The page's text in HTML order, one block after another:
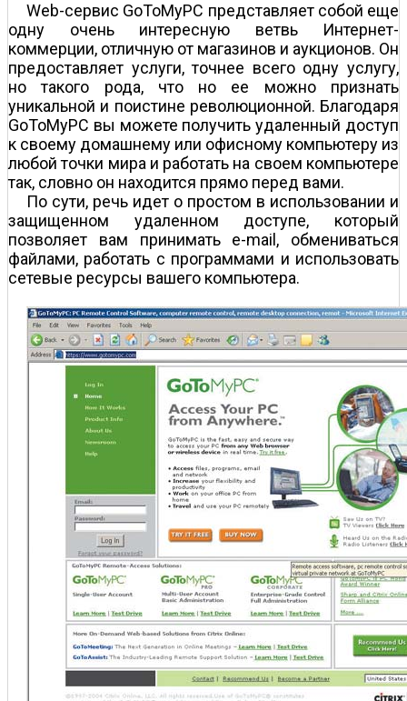
Web-сервис GoToMyPC представляет собой еще
одну очень интересную ветвь Интернет-
коммерции, отличную от магазинов и аукционов. Он
предоставляет услуги, точнее всего одну услугу,
но такого рода, что но ее можно признать
уникальной и поистине революционной. Благодаря
GoToMyPC вы можете получить удаленный доступ
к своему домашнему или офисному компьютеру из
любой точки мира и работать на своем компьютере
так, словно он находится прямо перед вами.
По сути, речь идет о простом в использовании и
защищенном удаленном доступе, который
позволяет вам принимать e-mail, обмениваться
файлами, работать с программами и использовать
сетевые ресурсы вашего компьютера.